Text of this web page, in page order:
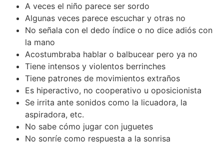
A veces el niño parece ser sordo
Algunas veces parece escuchar y otras no
No señala con el dedo índice o no dice adiós con
la mano
Acostumbraba hablar o balbucear pero ya no
Tiene intensos y violentos berrinches
Tiene patrones de movimientos extraños
Es hiperactivo, no cooperativo u oposicionista
Se irrita ante sonidos como la licuadora, la
aspiradora, etc.
No sabe cómo jugar con juguetes
No sonríe como respuesta a la sonrisa